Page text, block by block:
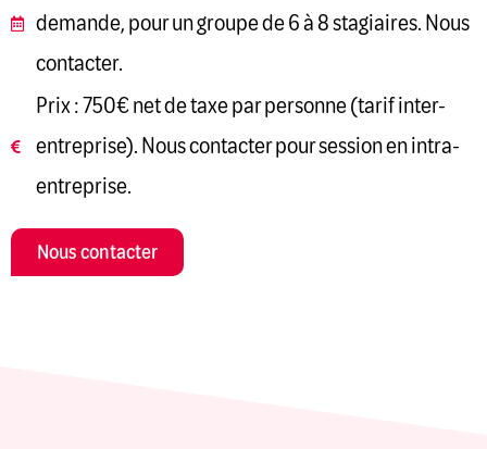
demande, pour un groupe de 6 à 8 stagiaires. Nous
contacter.
Prix : 750€ net de taxe par personne (tarif inter-
entreprise). Nous contacter pour session en intra-
entreprise.
Nous contacter